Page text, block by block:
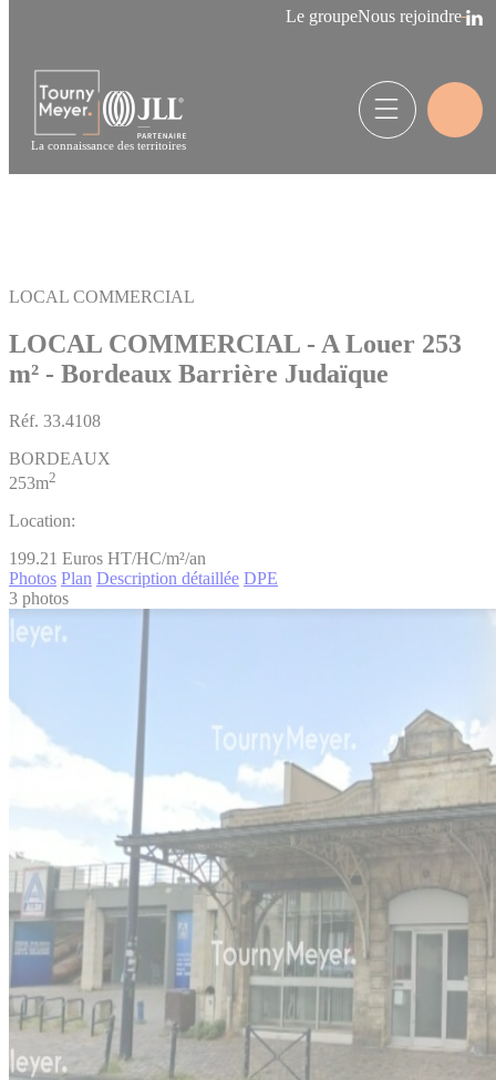
Le groupeNous rejoindre
La connaissance des territoires
LOCAL COMMERCIAL
LOCAL COMMERCIAL - A Louer 253
m² - Bordeaux Barrière Judaïque
Réf. 33.4108
BORDEAUX
253m2
Location:
199.21 Euros HT/HC/m²/an
Photos Plan Description détaillée DPE
3 photos